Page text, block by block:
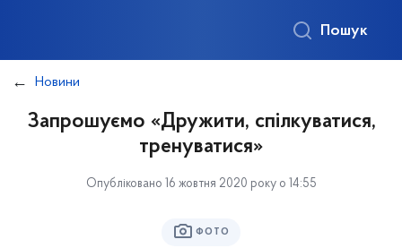
Пошук
Новини
Запрошуємо «Дружити, спілкуватися,
тренуватися»
Опубліковано 16 жовтня 2020 року о 14:55
ФОТО